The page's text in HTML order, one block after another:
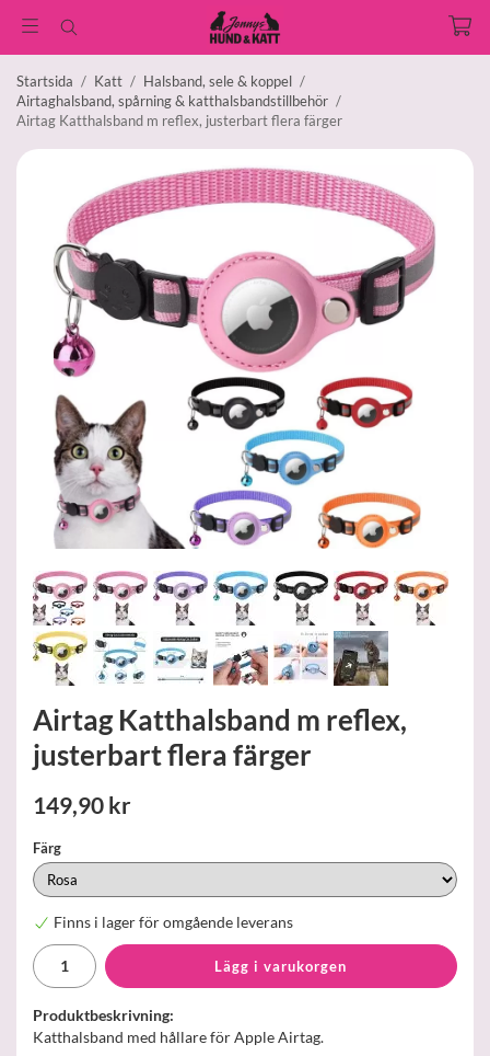
Startsida / Katt / Halsband, sele & koppel /
Airtaghalsband, spårning & katthalsbandstillbehör /
Airtag Katthalsband m reflex, justerbart flera färger
Airtag Katthalsband m reflex,
justerbart flera färger
149,90 kr
Färg
Finns i lager för omgående leverans
Lägg i varukorgen
Produktbeskrivning:
Katthalsband med hållare för Apple Airtag.